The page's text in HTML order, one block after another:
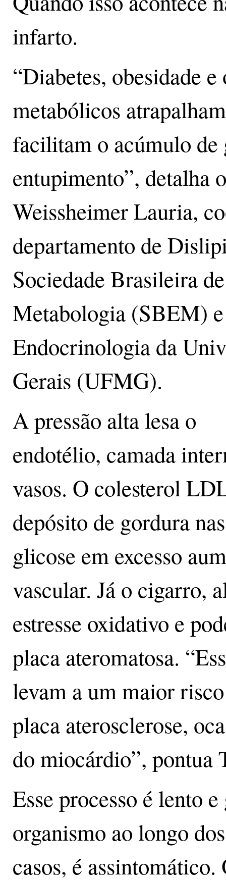
infarto.
“Diabetes, obesidade
metabólicos
facilitam o acúmulo de
entupimento”, detalha
Weissheimer Lauria,
departamento de
Sociedade Brasileira
Metabologia (SBEM)
Endocrinologia da
Gerais (UFMG).
A pressão alta lesa o
endotélio, camada
vasos. O colesterol
depósito de gordura
glicose em excesso
vascular. Já o cigarro,
estresse oxidativo e
placa ateromatosa.
levam a um maior
placa aterosclerose,
do miocárdio”, pontua
Esse processo é lento
organismo ao longo
casos, é